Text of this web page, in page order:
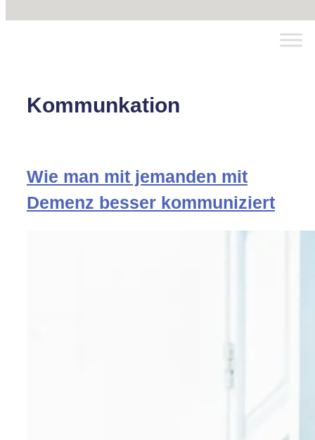
Kommunkation
Wie man mit jemanden mit
Demenz besser kommuniziert